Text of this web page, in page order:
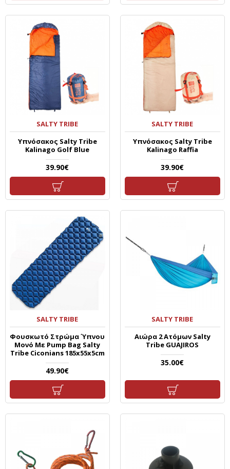
SALTY TRIBE
Υπνόσακος Salty Tribe
Kalinago Golf Blue
39.90€
SALTY TRIBE
Υπνόσακος Salty Tribe
Kalinago Raffia
39.90€
SALTY TRIBE
Φουσκωτό Στρώμα Ύπνου
Μονό Με Pump Bag Salty
Tribe Ciconians 185x55x5cm
49.90€
SALTY TRIBE
Αιώρα 2 Ατόμων Salty
Tribe GUAJIROS
35.00€